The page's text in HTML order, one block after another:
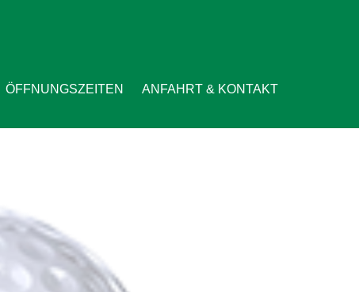
ÖFFNUNGSZEITEN ANFAHRT & KONTAKT